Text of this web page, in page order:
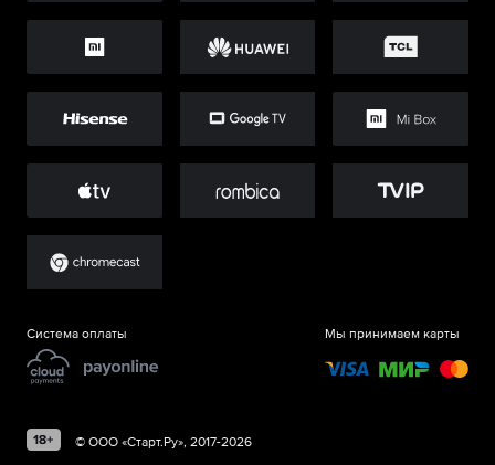
Система оплаты Мы принимаем карты
© ООО «Старт.Ру», 2017-2026